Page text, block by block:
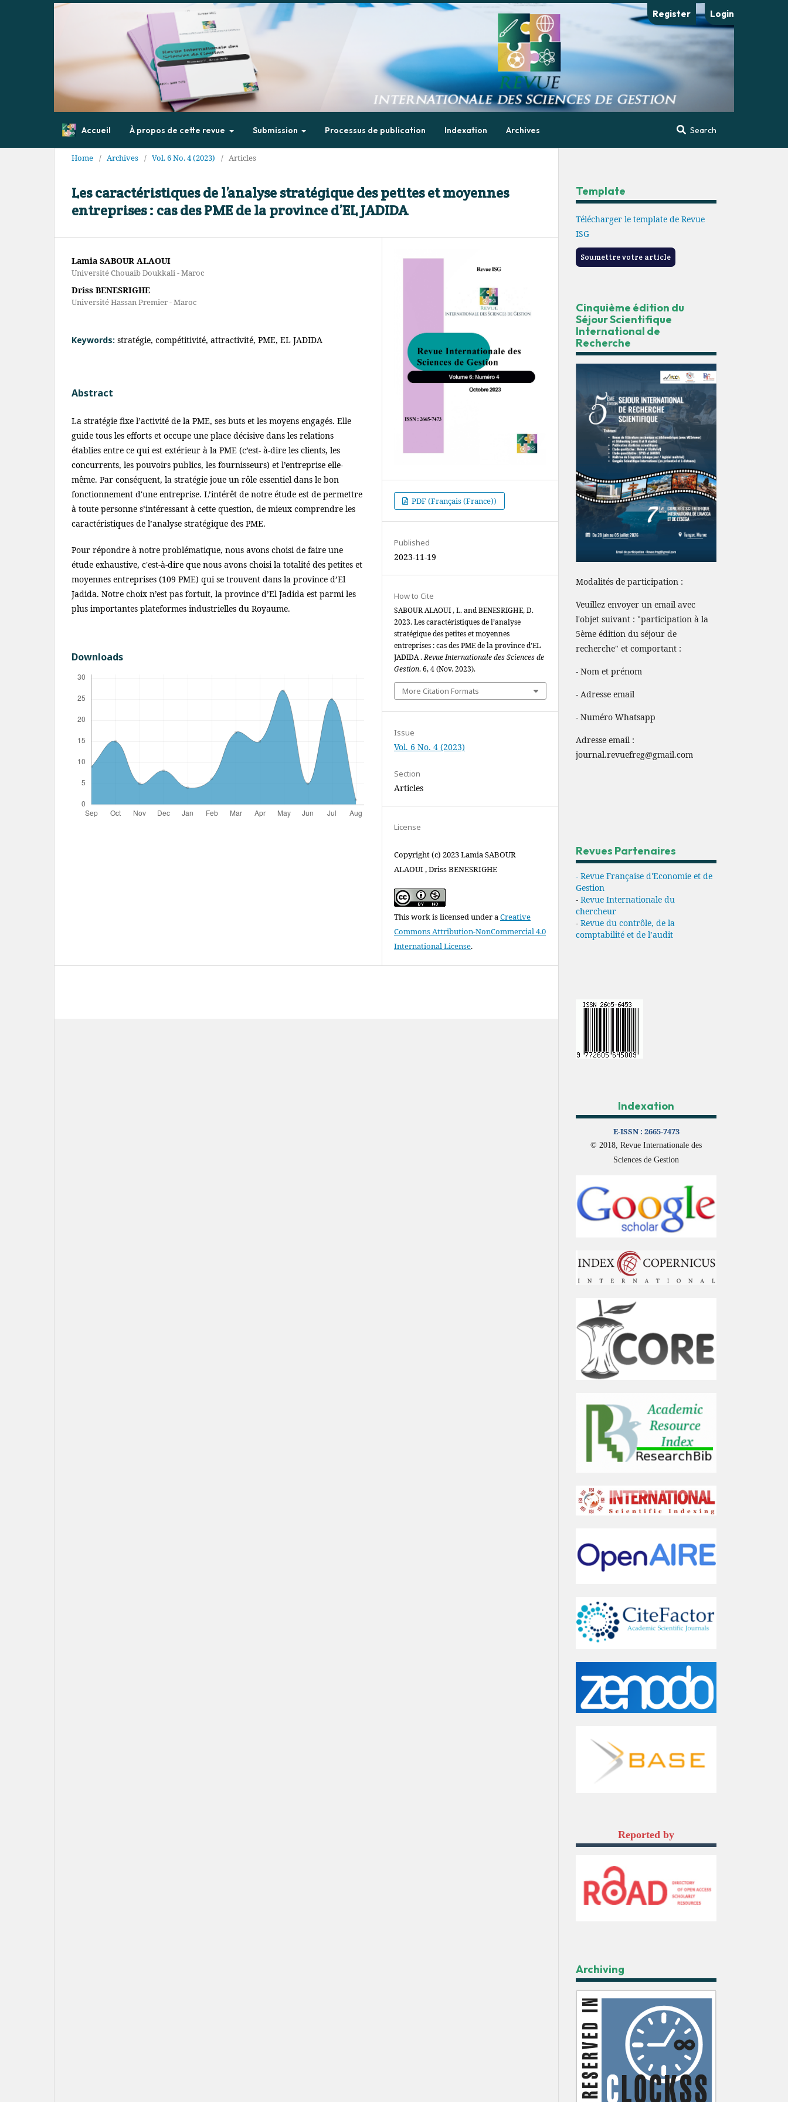
Accueil À propos de cette revue Submission Processus de publication Indexation Archives Search
Register Login
Home / Archives / Vol. 6 No. 4 (2023) / Articles
Les caractéristiques de l’analyse stratégique des petites et moyennes
entreprises : cas des PME de la province d’EL JADIDA
Lamia SABOUR ALAOUI
Université Chouaib Doukkali - Maroc
Driss BENESRIGHE
Université Hassan Premier - Maroc
Keywords: stratégie, compétitivité, attractivité, PME, EL JADIDA
Abstract
La stratégie fixe l’activité de la PME, ses buts et les moyens engagés. Elle
guide tous les efforts et occupe une place décisive dans les relations
établies entre ce qui est extérieur à la PME (c’est- à-dire les clients, les
concurrents, les pouvoirs publics, les fournisseurs) et l’entreprise elle-
même. Par conséquent, la stratégie joue un rôle essentiel dans le bon
fonctionnement d'une entreprise. L’intérêt de notre étude est de permettre
à toute personne s’intéressant à cette question, de mieux comprendre les
caractéristiques de l’analyse stratégique des PME.
Pour répondre à notre problématique, nous avons choisi de faire une
étude exhaustive, c'est-à-dire que nous avons choisi la totalité des petites et
moyennes entreprises (109 PME) qui se trouvent dans la province d’El
Jadida. Notre choix n’est pas fortuit, la province d’El Jadida est parmi les
plus importantes plateformes industrielles du Royaume.
Downloads
PDF (Français (France))
Published
2023-11-19
How to Cite
SABOUR ALAOUI , L. and BENESRIGHE, D.
2023. Les caractéristiques de l’analyse
stratégique des petites et moyennes
entreprises : cas des PME de la province d’EL
JADIDA .Revue Internationale des Sciences de
Gestion. 6, 4 (Nov. 2023).
More Citation Formats
Issue
Vol. 6 No. 4 (2023)
Section
Articles
License
Copyright (c) 2023 Lamia SABOUR
ALAOUI , Driss BENESRIGHE
This work is licensed under aCreative
Commons Attribution-NonCommercial 4.0
International License.
Template
Télécharger le template de Revue
ISG
Soumettre votre article
Cinquième édition du
Séjour Scientifique
International de
Recherche
Modalités de participation :
Veuillez envoyer un email avec
l'objet suivant : "participation à la
5ème édition du séjour de
recherche" et comportant :
- Nom et prénom
- Adresse email
- Numéro Whatsapp
Adresse email :
journal.revuefreg@gmail.com
Revues Partenaires
- Revue Française d'Economie et de
Gestion
- Revue Internationale du
chercheur
- Revue du contrôle, de la
comptabilité et de l’audit
Indexation
E-ISSN : 2665-7473
© 2018, Revue Internationale des
Sciences de Gestion
Reported by
Archiving